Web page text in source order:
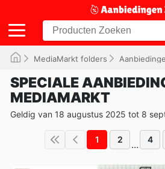
MediaMarkt folders
SPECIALE
MEDIAMARKT
Geldig van 18 augustus 2025 tot 8
1 2 ... 4